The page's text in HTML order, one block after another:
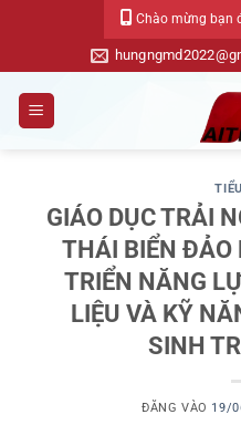
nội
dung
Chào mừng bạn
GIÁO DỤC TRẢI
THÁI BIỂN ĐẢO
TRIỂN NĂNG
LIỆU VÀ KỸ
SINH
ĐĂNG VÀO 19/